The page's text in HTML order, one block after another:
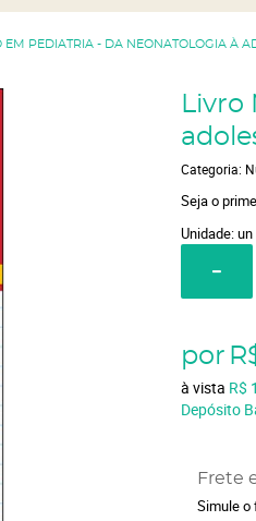
EM PEDIATRIA - DA NEONATOLOGIA À
Livro
Categoria:
Seja o
Unidade: un
por
à vista R$
Depósito
Frete
Simule o